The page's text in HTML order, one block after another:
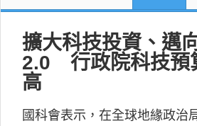
擴大科技投資、邁
2.0 行政院科技預
高
國科會表示，在全球地緣政治